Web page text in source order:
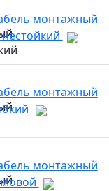
монтажный
монтажный
монтажный